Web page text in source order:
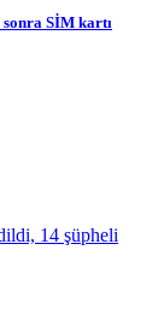
SİM kartı
14 şüpheli